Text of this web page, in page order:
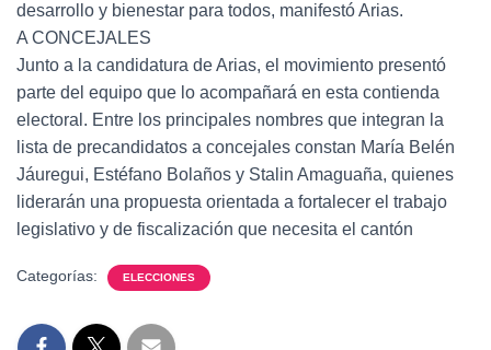
desarrollo y bienestar para todos, manifestó Arias.
A CONCEJALES
Junto a la candidatura de Arias, el movimiento presentó
parte del equipo que lo acompañará en esta contienda
electoral. Entre los principales nombres que integran la
lista de precandidatos a concejales constan María Belén
Jáuregui, Estéfano Bolaños y Stalin Amaguaña, quienes
liderarán una propuesta orientada a fortalecer el trabajo
legislativo y de fiscalización que necesita el cantón
Categorías: ELECCIONES